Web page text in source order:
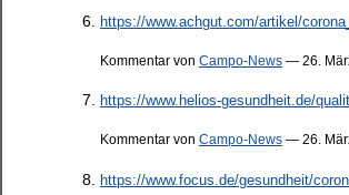
https://www.achgut.com/artikel/
Kommentar von Campo-News — 26.
https://www.helios-gesundheit.de/
Kommentar von Campo-News — 26.
https://www.focus.de/gesundheit/